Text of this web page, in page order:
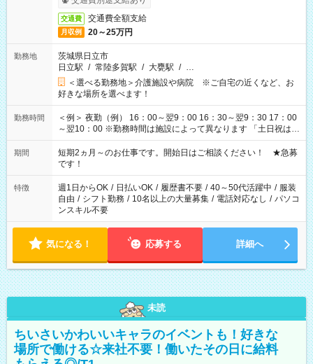
交通費 交通費全額支給
月収例 20～25万円
勤務地
茨城県日立市
日立駅 / 常陸多賀駅 / 大甕駅 / …
＜選べる勤務地＞介護施設や病院 ※ご自宅の近くなど、お
好きな場所を選べます！
勤務時間
＜例＞ 夜勤（例） 16：00～翌9：00 16：30～翌9：30 17：00
～翌10：00 ※勤務時間は施設によって異なります 「土日祝は休
みたい」 「しっかり稼ぎたい」 「もう少し遅い時間から始めた
い」など ご希望にあったお仕事をご案内いたします。 ※未経験
の方の場合は1～2ヶ月間は日中での仕事を経験いただき、 お
仕事に慣れてからの夜勤になります。 ★家庭の都合でお休みが
必要な場合も遠慮なくご相談ください。
期間
短期2ヵ月～のお仕事です。開始日はご相談ください！ ★急募
です！
特徴 週1日からOK / 日払いOK / 履歴書不要 / 40～50代活躍中 / 服装
自由 / シフト勤務 / 10名以上の大量募集 / 電話対応なし / パソコ
ンスキル不要
気になる！ 応募する 詳細へ
未読
ちいさいかわいいキャラのイベントも！好きな
場所で働ける☆来社不要！働いたその日に給料